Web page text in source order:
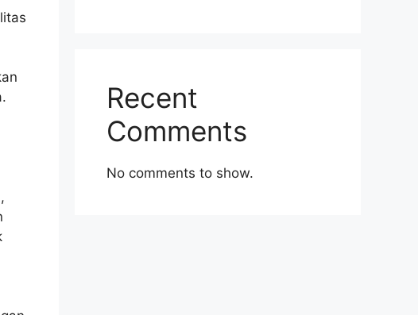
Recent
Comments
No comments to show.